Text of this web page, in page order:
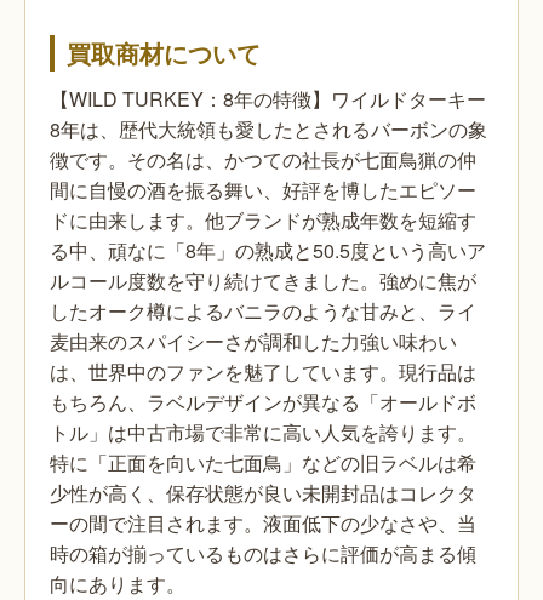
買取商材について
【WILD TURKEY：8年の特徴】ワイルドターキー
8年は、歴代大統領も愛したとされるバーボンの象
徴です。その名は、かつての社長が七面鳥猟の仲
間に自慢の酒を振る舞い、好評を博したエピソー
ドに由来します。他ブランドが熟成年数を短縮す
る中、頑なに「8年」の熟成と50.5度という高いア
ルコール度数を守り続けてきました。強めに焦が
したオーク樽によるバニラのような甘みと、ライ
麦由来のスパイシーさが調和した力強い味わい
は、世界中のファンを魅了しています。現行品は
もちろん、ラベルデザインが異なる「オールドボ
トル」は中古市場で非常に高い人気を誇ります。
特に「正面を向いた七面鳥」などの旧ラベルは希
少性が高く、保存状態が良い未開封品はコレクタ
ーの間で注目されます。液面低下の少なさや、当
時の箱が揃っているものはさらに評価が高まる傾
向にあります。